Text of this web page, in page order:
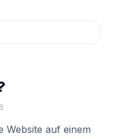
Website auf einem